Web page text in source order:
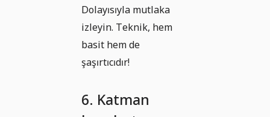
Dolayısıyla mutlaka
izleyin. Teknik, hem
basit hem de
şaşırtıcıdır!
6. Katman